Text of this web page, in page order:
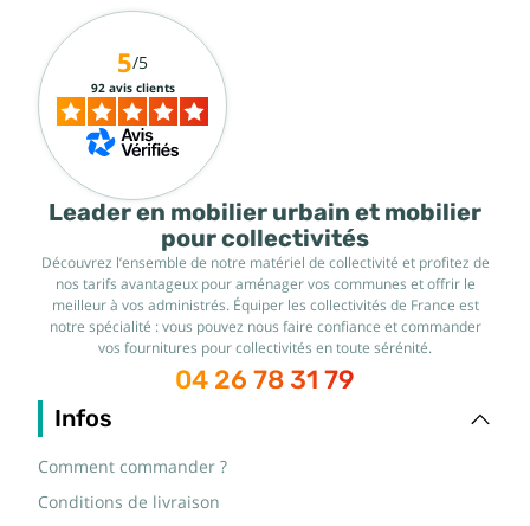
Leader en mobilier urbain et mobilier
pour collectivités
Découvrez l’ensemble de notre matériel de collectivité et profitez de
nos tarifs avantageux pour aménager vos communes et offrir le
meilleur à vos administrés. Équiper les collectivités de France est
notre spécialité : vous pouvez nous faire confiance et commander
vos fournitures pour collectivités en toute sérénité.
04 26 78 31 79
Infos
Comment commander ?
Conditions de livraison
5/5
92 avis clients